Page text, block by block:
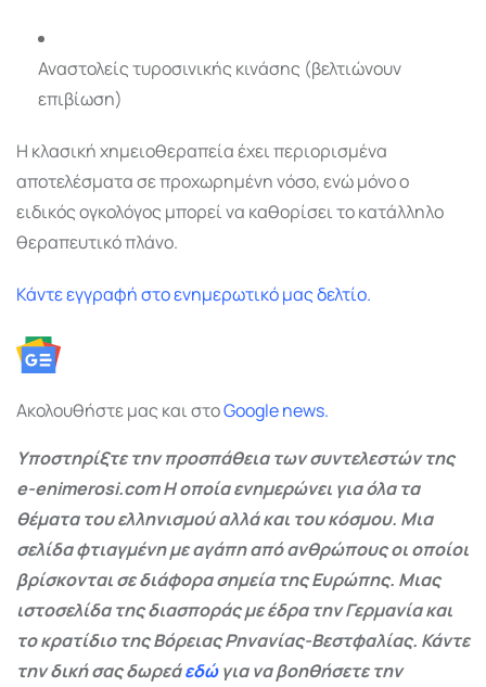
Αναστολείς τυροσινικής κινάσης (βελτιώνουν
επιβίωση)
Η κλασική χημειοθεραπεία έχει περιορισμένα
αποτελέσματα σε προχωρημένη νόσο, ενώ μόνο ο
ειδικός ογκολόγος μπορεί να καθορίσει το κατάλληλο
θεραπευτικό πλάνο.
Κάντε εγγραφή στο ενημερωτικό μας δελτίο.
Ακολουθήστε μας και στοGooglenews.
Υποστηρίξτε την προσπάθεια των συντελεστών της
e-enimerosi.com Η οποία ενημερώνει για όλα τα
θέματα του ελληνισμού αλλά και του κόσμου. Μια
σελίδα φτιαγμένη με αγάπη από ανθρώπους οι οποίοι
βρίσκονται σε διάφορα σημεία της Ευρώπης. Μιας
ιστοσελίδα της διασποράς με έδρα την Γερμανία και
το κρατίδιο της Βόρειας Ρηνανίας-Βεστφαλίας. Κάντε
την δική σας δωρεάεδώγια να βοηθήσετε την